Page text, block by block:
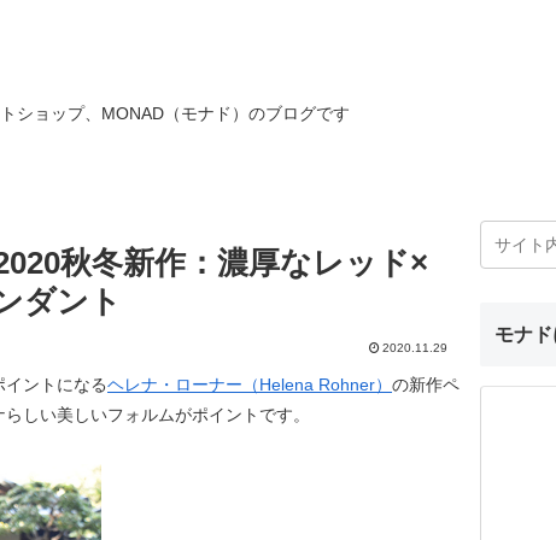
ショップ、MONAD（モナド）のブログです
秋冬新作：濃厚なレッド×
ダント
2020.11.29
ントになるヘレナ・ローナー（Helena Rohner） の新作ペ
しい美しいフォルムがポイントです。
モナ